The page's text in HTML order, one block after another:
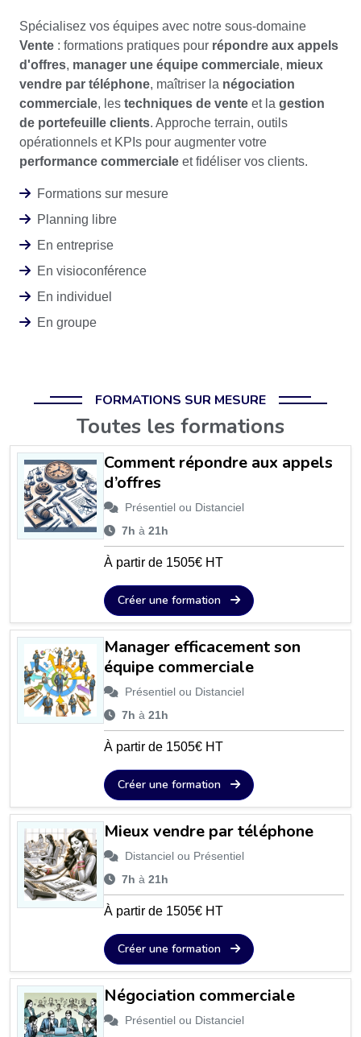
Spécialisez vos équipes avec notre sous-domaine
Vente : formations pratiques pour répondre aux appels
d'offres, manager une équipe commerciale, mieux
vendre par téléphone, maîtriser la négociation
commerciale, les techniques de vente et la gestion
de portefeuille clients. Approche terrain, outils
opérationnels et KPIs pour augmenter votre
performance commerciale et fidéliser vos clients.
Formations sur mesure
Planning libre
En entreprise
En visioconférence
En individuel
En groupe
FORMATIONS SUR MESURE
Toutes les formations
Comment répondre aux appels
d’offres
Présentiel ou Distanciel
7h à 21h
À partir de 1505€ HT
Créer une formation
Manager efficacement son
équipe commerciale
Présentiel ou Distanciel
7h à 21h
À partir de 1505€ HT
Créer une formation
Mieux vendre par téléphone
Distanciel ou Présentiel
7h à 21h
À partir de 1505€ HT
Créer une formation
Négociation commerciale
Présentiel ou Distanciel